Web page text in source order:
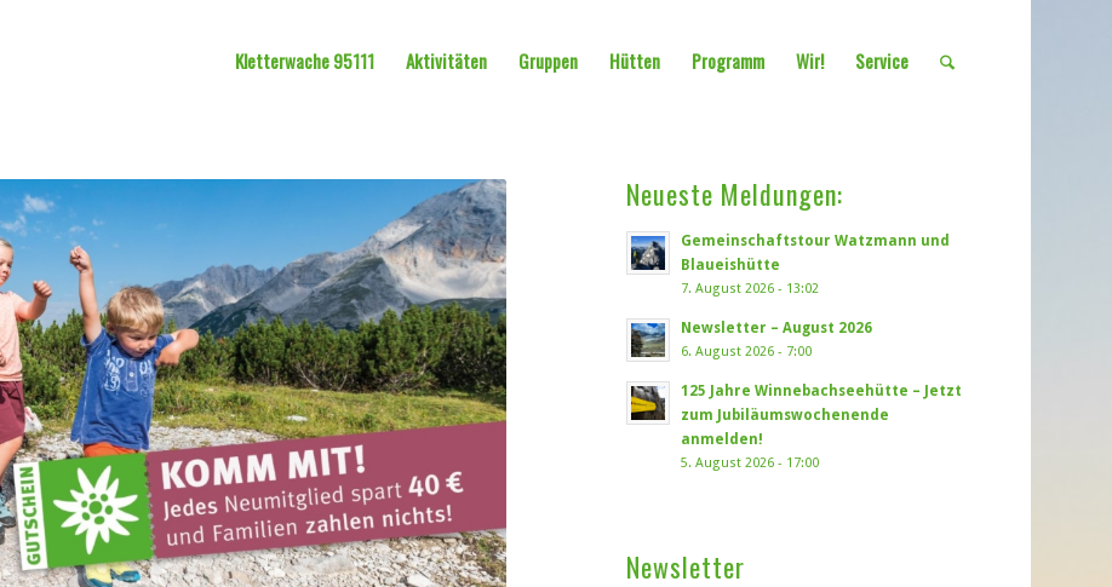
Kletterwache 95111 Aktivitäten Gruppen Hütten Programm Wir! Service
Neueste Meldungen:
Gemeinschaftstour Watzmann und
Blaueishütte
7. August 2026 - 13:02
Newsletter – August 2026
6. August 2026 - 7:00
125 Jahre Winnebachseehütte – Jetzt
zum Jubiläumswochenende
anmelden!
5. August 2026 - 17:00
Newsletter